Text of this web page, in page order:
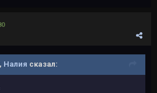
Налия сказал: